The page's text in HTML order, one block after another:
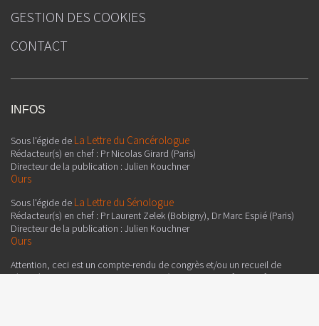
INFOS
Sous l'égide de La Lettre du Cancérologue
Rédacteur(s) en chef : Pr Nicolas Girard (Paris)
Directeur de la publication : Julien Kouchner
Ours
Sous l'égide de La Lettre du Sénologue
Rédacteur(s) en chef : Pr Laurent Zelek (Bobigny), Dr Marc Espié (Paris)
Directeur de la publication : Julien Kouchner
Ours
Attention, ceci est un compte-rendu de congrès et/ou un recueil de
résumés de communications de congrès dont l’objectif est de fournir des
GESTION DES COOKIES
CONTACT